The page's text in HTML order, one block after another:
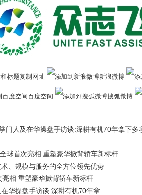
复制网址 新浪微博
百度空间 搜弧微博
门人及在华操盘手访谈:深耕有机70年拿下多
球首次亮相 重塑豪华掀背轿车新标杆
、规模与服务的全方位领先优势
相 重塑豪华掀背轿车新标杆
华操盘手访谈:深耕有机70年拿